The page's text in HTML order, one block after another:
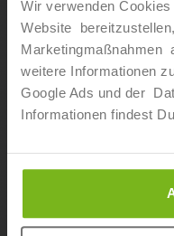
Wir verwenden
Website
Marketingmaßnahmen
weitere Informationen
Google Ads und der
Informationen findest